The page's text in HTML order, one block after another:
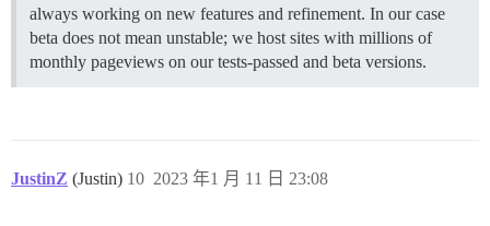
always working on new features and refinement. In our case
beta does not mean unstable; we host sites with millions of
monthly pageviews on our tests-passed and beta versions.
JustinZ (Justin) 2023 年1 月 11 日 23:08
10